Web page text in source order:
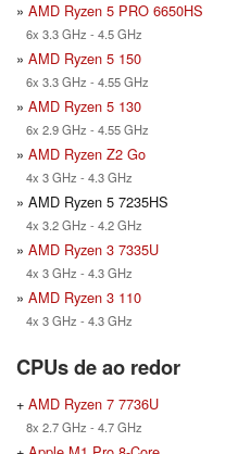
» AMD Ryzen 5 PRO 6650HS
6x 3.3 GHz - 4.5 GHz
» AMD Ryzen 5 150
6x 3.3 GHz - 4.55 GHz
» AMD Ryzen 5 130
6x 2.9 GHz - 4.55 GHz
» AMD Ryzen Z2 Go
4x 3 GHz - 4.3 GHz
» AMD Ryzen 5 7235HS
4x 3.2 GHz - 4.2 GHz
» AMD Ryzen 3 7335U
4x 3 GHz - 4.3 GHz
» AMD Ryzen 3 110
4x 3 GHz - 4.3 GHz
CPUs de ao redor
+ AMD Ryzen 7 7736U
8x 2.7 GHz - 4.7 GHz